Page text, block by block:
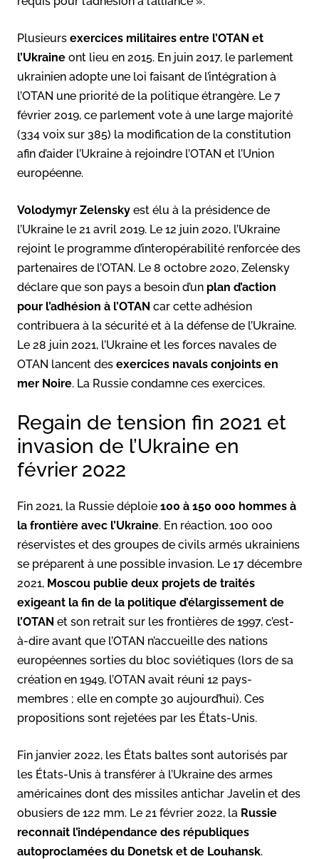
Plusieurs exercices militaires entre l’OTAN et
l’Ukraine ont lieu en 2015. En juin 2017, le parlement
ukrainien adopte une loi faisant de l’intégration à
l’OTAN une priorité de la politique étrangère. Le 7
février 2019, ce parlement vote à une large majorité
(334 voix sur 385) la modification de la constitution
afin d’aider l’Ukraine à rejoindre l’OTAN et l’Union
européenne.
Volodymyr Zelensky est élu à la présidence de
l’Ukraine le 21 avril 2019. Le 12 juin 2020, l’Ukraine
rejoint le programme d’interopérabilité renforcée des
partenaires de l’OTAN. Le 8 octobre 2020, Zelensky
déclare que son pays a besoin d’un plan d’action
pour l’adhésion à l’OTAN car cette adhésion
contribuera à la sécurité et à la défense de l’Ukraine.
Le 28 juin 2021, l’Ukraine et les forces navales de
OTAN lancent des exercices navals conjoints en
mer Noire. La Russie condamne ces exercices.
Regain de tension fin 2021 et
invasion de l’Ukraine en
février 2022
Fin 2021, la Russie déploie 100 à 150 000 hommes à
la frontière avec l’Ukraine. En réaction, 100 000
réservistes et des groupes de civils armés ukrainiens
se préparent à une possible invasion. Le 17 décembre
2021, Moscou publie deux projets de traités
exigeant la fin de la politique d’élargissement de
l’OTAN et son retrait sur les frontières de 1997, c’est-
à-dire avant que l’OTAN n’accueille des nations
européennes sorties du bloc soviétiques (lors de sa
création en 1949, l’OTAN avait réuni 12 pays-
membres ; elle en compte 30 aujourd’hui). Ces
propositions sont rejetées par les États-Unis.
Fin janvier 2022, les États baltes sont autorisés par
les États-Unis à transférer à l’Ukraine des armes
américaines dont des missiles antichar Javelin et des
obusiers de 122 mm. Le 21 février 2022, la Russie
reconnait l’indépendance des républiques
autoproclamées du Donetsk et de Louhansk.